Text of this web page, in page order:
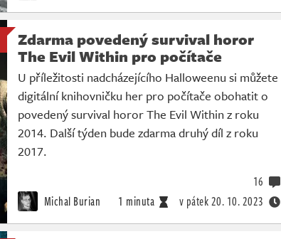
Zdarma povedený survival horor
The Evil Within pro počítače
U příležitosti nadcházejícího Halloweenu si můžete
digitální knihovničku her pro počítače obohatit o
povedený survival horor The Evil Within z roku
2014. Další týden bude zdarma druhý díl z roku
2017.
Michal Burian 1 minuta v pátek20. 10. 2023
16